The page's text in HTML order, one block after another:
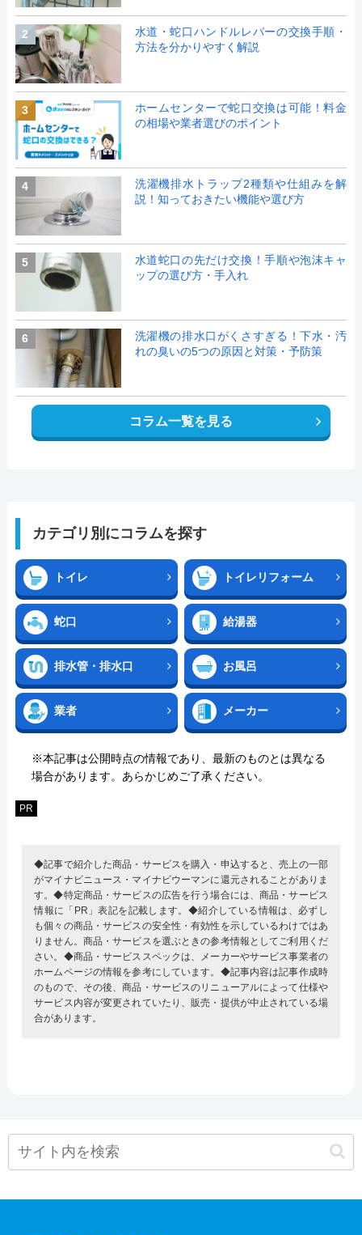
2
水道・蛇口ハンドルレバーの交換手順・
方法を分かりやすく解説
3
ホームセンターで蛇口交換は可能！料金
の相場や業者選びのポイント
4
洗濯機排水トラップ2種類や仕組みを解
説！知っておきたい機能や選び方
5
水道蛇口の先だけ交換！手順や泡沫キャ
ップの選び方・手入れ
6
洗濯機の排水口がくさすぎる！下水・汚
れの臭いの5つの原因と対策・予防策
コラム一覧を見る
カテゴリ別にコラムを探す
トイレ トイレリフォーム
蛇口 給湯器
排水管・排水口 お風呂
業者 メーカー
※本記事は公開時点の情報であり、最新のものとは異なる
場合があります。あらかじめご了承ください。
PR
◆記事で紹介した商品・サービスを購入・申込すると、売上の一部
がマイナビニュース・マイナビウーマンに還元されることがありま
す。◆特定商品・サービスの広告を行う場合には、商品・サービス
情報に「PR」表記を記載します。◆紹介している情報は、必ずし
も個々の商品・サービスの安全性・有効性を示しているわけではあ
りません。商品・サービスを選ぶときの参考情報としてご利用くだ
さい。◆商品・サービススペックは、メーカーやサービス事業者の
ホームページの情報を参考にしています。◆記事内容は記事作成時
のもので、その後、商品・サービスのリニューアルによって仕様や
サービス内容が変更されていたり、販売・提供が中止されている場
合があります。